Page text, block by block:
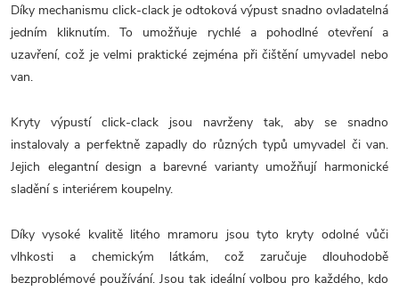
Díky mechanismu click-clack je odtoková výpust snadno ovladatelná
jedním kliknutím. To umožňuje rychlé a pohodlné otevření a
uzavření, což je velmi praktické zejména při čištění umyvadel nebo
van.
Kryty výpustí click-clack jsou navrženy tak, aby se snadno
instalovaly a perfektně zapadly do různých typů umyvadel či van.
Jejich elegantní design a barevné varianty umožňují harmonické
sladění s interiérem koupelny.
Díky vysoké kvalitě litého mramoru jsou tyto kryty odolné vůči
vlhkosti a chemickým látkám, což zaručuje dlouhodobě
bezproblémové používání. Jsou tak ideální volbou pro každého, kdo